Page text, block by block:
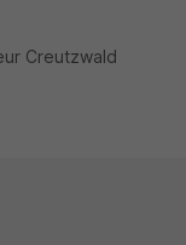
Creutzwald